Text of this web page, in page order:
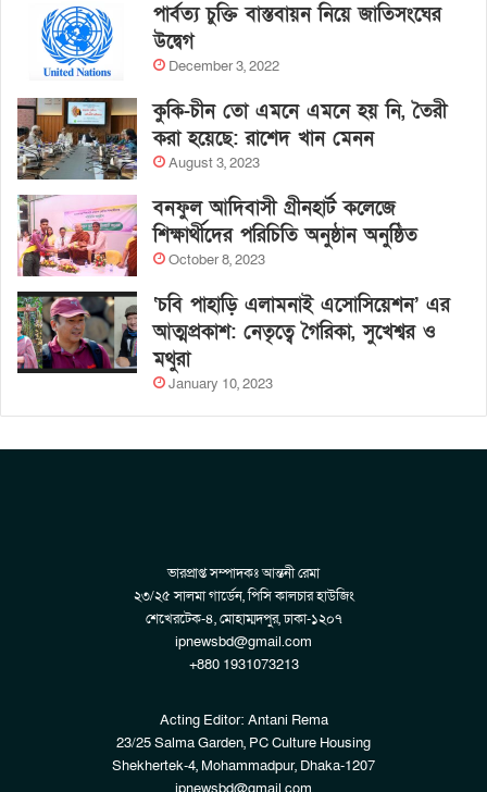
পার্বত্য চুক্তি বাস্তবায়ন নিয়ে জাতিসংঘের
উদ্বেগ
December 3, 2022
কুকি-চীন তো এমনে এমনে হয় নি, তৈরী
করা হয়েছে: রাশেদ খান মেনন
August 3, 2023
বনফুল আদিবাসী গ্রীনহার্ট কলেজে
শিক্ষার্থীদের পরিচিতি অনুষ্ঠান অনুষ্ঠিত
October 8, 2023
‘চবি পাহাড়ি এলামনাই এসোসিয়েশন’ এর
আত্মপ্রকাশ: নেতৃত্বে গৈরিকা, সুখেশ্বর ও
মথুরা
January 10, 2023
ভারপ্রাপ্ত সম্পাদকঃ আন্তনী রেমা
২৩/২৫ সালমা গার্ডেন, পিসি কালচার হাউজিং
শেখেরটেক-৪, মোহাম্মদপুর, ঢাকা-১২০৭
ipnewsbd@gmail.com
+880 1931073213
Acting Editor: Antani Rema
23/25 Salma Garden, PC Culture Housing
Shekhertek-4, Mohammadpur, Dhaka-1207